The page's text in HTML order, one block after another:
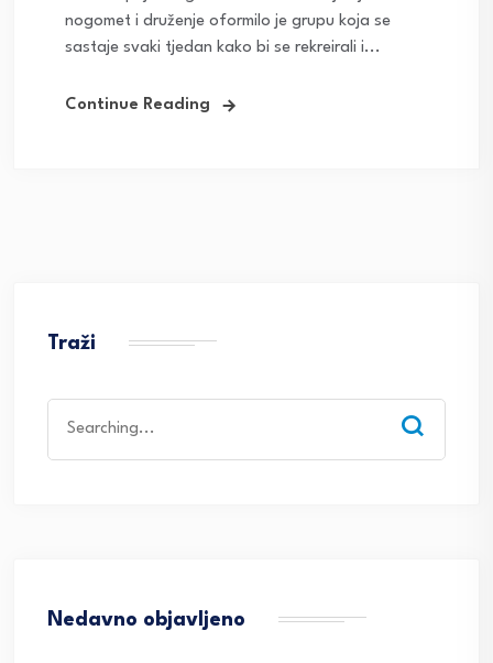
nogomet i druženje oformilo je grupu koja se
sastaje svaki tjedan kako bi se rekreirali i...
Continue Reading
Traži
for:
Nedavno objavljeno